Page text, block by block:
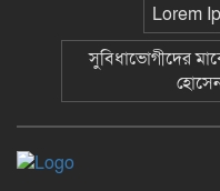
Lorem
সুবিধাভোগীদের